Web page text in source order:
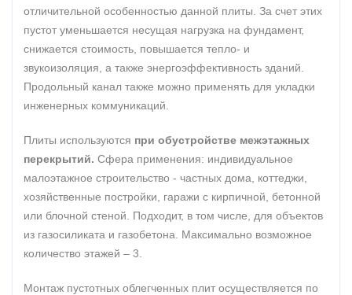
отличительной особенностью данной плиты. За счет этих
пустот уменьшается несущая нагрузка на фундамент,
снижается стоимость, повышается тепло- и
звукоизоляция, а также энергоэффективность зданий.
Продольный канал также можно применять для укладки
инженерных коммуникаций.
Плиты используются при обустройстве межэтажных
перекрытий. Сфера применения: индивидуальное
малоэтажное строительство - частных дома, коттеджи,
хозяйственные постройки, гаражи с кирпичной, бетонной
или блочной стеной. Подходит, в том числе, для объектов
из газосиликата и газобетона. Максимально возможное
количество этажей – 3.
Монтаж пустотных облегченных плит осуществляется по